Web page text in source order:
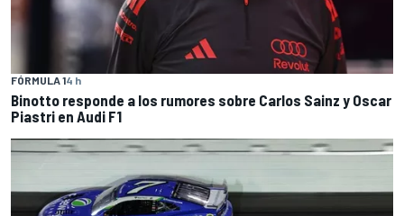
FÓRMULA 14 h
Binotto responde a los rumores sobre Carlos Sainz y Oscar
Piastri en Audi F1